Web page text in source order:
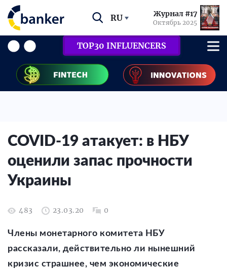
RU Журнал #17
Октябрь 2025
TOP30 INFLUENCERS
COVID-19 атакует: в НБУ
оценили запас прочности
Украины
483 23.03.20 0
Члены монетарного комитета НБУ
рассказали, действительно ли нынешний
кризис страшнее, чем экономические